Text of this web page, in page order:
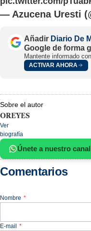
— Azucena Uresti
Añadir Diario De
Google de forma
Mantente informado
ACTIVAR AHORA
Sobre el autor
OREYES
Ver
biografía
Únete a nuestro canal
Comentarios
Nombre *
E-mail *